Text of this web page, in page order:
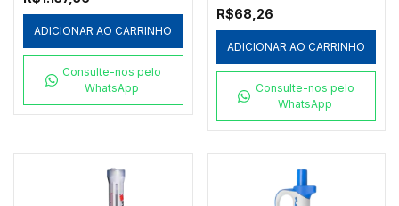
ADICIONAR AO CARRINHO
Consulte-nos pelo
WhatsApp
Redplast 500µL
R$68,26
ADICIONAR AO CARRINHO
Consulte-nos pelo
WhatsApp